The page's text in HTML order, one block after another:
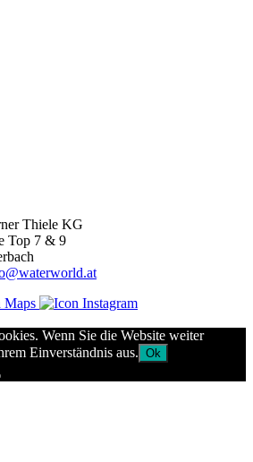
Thiele KG
Top 7 & 9
Wenn Sie die Website weiter
Einverständnis aus. Ok